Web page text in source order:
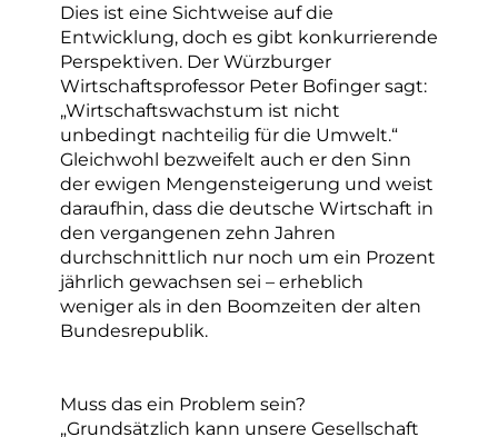
Dies ist eine Sichtweise auf die
Entwicklung, doch es gibt konkurrierende
Perspektiven. Der Würzburger
Wirtschaftsprofessor Peter Bofinger sagt:
„Wirtschaftswachstum ist nicht
unbedingt nachteilig für die Umwelt.“
Gleichwohl bezweifelt auch er den Sinn
der ewigen Mengensteigerung und weist
daraufhin, dass die deutsche Wirtschaft in
den vergangenen zehn Jahren
durchschnittlich nur noch um ein Prozent
jährlich gewachsen sei – erheblich
weniger als in den Boomzeiten der alten
Bundesrepublik.
Muss das ein Problem sein?
„Grundsätzlich kann unsere Gesellschaft